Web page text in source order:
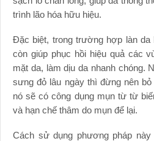
trình lão hóa hữu hiệu.
Đặc biệt, trong trường hợp làn
còn giúp phục hồi hiệu quả các
mặt da, làm dịu da nhanh chóng.
sưng đỏ lâu ngày thì đừng nên
nó sẽ có công dụng mụn từ từ
và hạn chế thâm do mụn để lại.
Cách sử dụng phương pháp